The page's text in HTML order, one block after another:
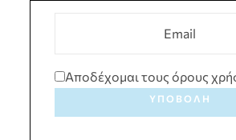
Αποδέχομαι τους όρους
ΥΠΟΒΟΛΉ